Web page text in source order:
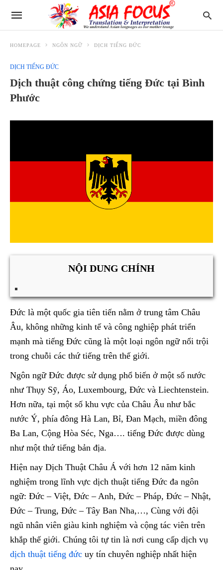
HOMEPAGE NGÔN NGỮ DỊCH TIẾNG ĐỨC
DỊCH TIẾNG ĐỨC
Dịch thuật công chứng tiếng Đức tại Bình
Phước
NỘI DUNG CHÍNH
Đức là một quốc gia tiên tiến nằm ở trung tâm Châu
Âu, không những kinh tế và công nghiệp phát triển
mạnh mà tiếng Đức cũng là một loại ngôn ngữ nổi trội
trong chuỗi các thứ tiếng trên thế giới.
Ngôn ngữ Đức được sử dụng phổ biến ở một số nước
như Thụy Sỹ, Áo, Luxembourg, Đức và Liechtenstein.
Hơn nữa, tại một số khu vực của Châu Âu như bắc
nước Ý, phía đông Hà Lan, Bỉ, Đan Mạch, miền đông
Ba Lan, Cộng Hòa Séc, Nga…. tiếng Đức được dùng
như một thứ tiếng bản địa.
Hiện nay Dịch Thuật Châu Á với hơn 12 năm kinh
nghiệm trong lĩnh vực dịch thuật tiếng Đức đa ngôn
ngữ: Đức – Việt, Đức – Anh, Đức – Pháp, Đức – Nhật,
Đức – Trung, Đức – Tây Ban Nha,…, Cùng với đội
ngũ nhân viên giàu kinh nghiệm và cộng tác viên trên
khắp thế giới. Chúng tôi tự tin là nơi cung cấp dịch vụ
dịch thuật tiếng đức uy tín chuyên nghiệp nhất hiện